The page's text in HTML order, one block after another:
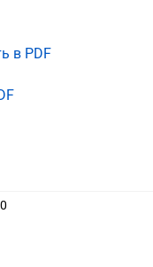
в PDF